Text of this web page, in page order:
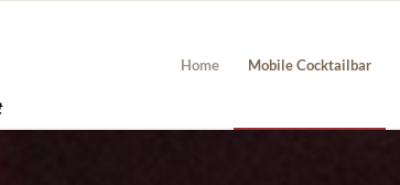
Home Mobile Cocktailbar